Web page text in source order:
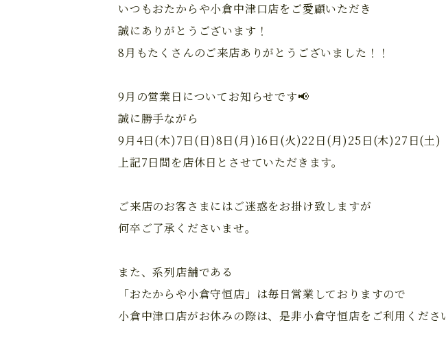
いつもおたからや小倉中津口店をご愛顧いただき
誠にありがとうございます！
8月もたくさんのご来店ありがとうございました！！
9月の営業日についてお知らせです📢
誠に勝手ながら
9月4日(木)7日(日)8日(月)16日(火)22日(月)25日(木)27日(土)
上記7日間を店休日とさせていただきます。
ご来店のお客さまにはご迷惑をお掛け致しますが
何卒ご了承くださいませ。
また、系列店舗である
「おたからや小倉守恒店」は毎日営業しておりますので
小倉中津口店がお休みの際は、是非小倉守恒店をご利用くださ